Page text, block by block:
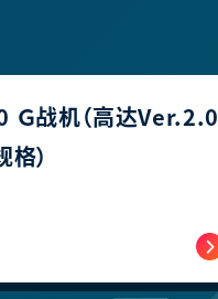
Ｇ战机（高达Ver.2.0
）